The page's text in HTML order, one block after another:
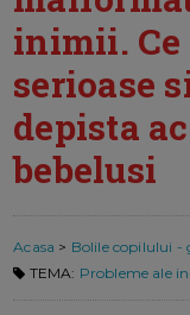
inimii. Ce
serioase
depista
bebelusi
Acasa > Bolile copilului
TEMA: Probleme ale